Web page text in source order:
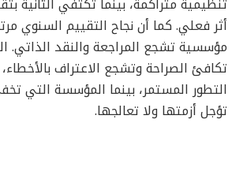
تنظيمية متراكمة، بينما تكتفي الثانية
أثر فعلي. كما أن نجاح التقييم السنوي
مؤسسية تشجع المراجعة والنقد الذاتي.
تكافئ الصراحة وتشجع الاعتراف
التطور المستمر، بينما المؤسسة التي
تؤجل أزمتها ولا تعالجها.